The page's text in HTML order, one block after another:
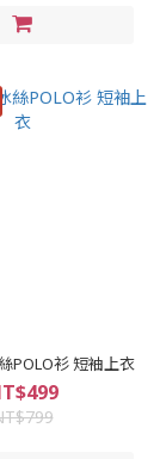
POLO衫 短袖上衣